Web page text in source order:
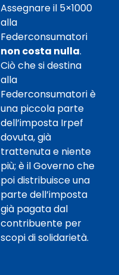
Assegnare il 5×1000
alla
Federconsumatori
non costa nulla.
Ciò che si destina
alla
Federconsumatori è
una piccola parte
dell’imposta Irpef
dovuta, già
trattenuta e niente
più; è il Governo che
poi distribuisce una
parte dell’imposta
già pagata dal
contribuente per
scopi di solidarietà.